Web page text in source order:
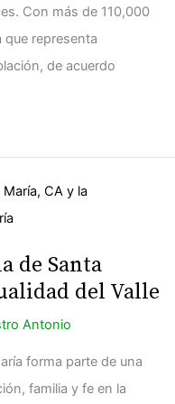
Con más de 110,000
representa
de acuerdo
de Santa
del Valle
Antonio
forma parte de una
familia y fe en la